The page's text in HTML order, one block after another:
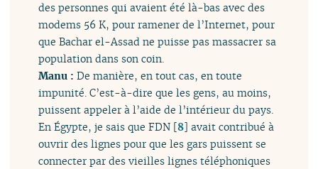
des personnes qui avaient été là-bas avec des
modems 56 K, pour ramener de l’Internet, pour
que Bachar el-Assad ne puisse pas massacrer sa
population dans son coin.
Manu :De manière, en tout cas, en toute
impunité. C’est-à-dire que les gens, au moins,
puissent appeler à l’aide de l’intérieur du pays.
En Égypte, je sais que FDN [8] avait contribué à
ouvrir des lignes pour que les gars puissent se
connecter par des vieilles lignes téléphoniques